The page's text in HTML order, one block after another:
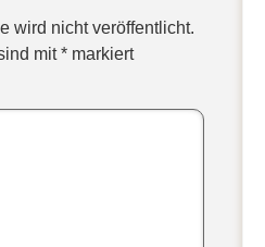
wird nicht veröffentlicht.
mit* markiert